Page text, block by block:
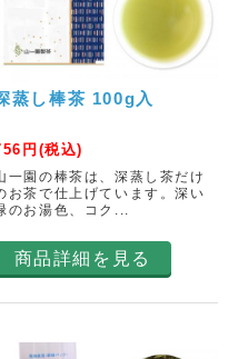
蒸し棒茶 100g入
円(税込)
一園の棒茶は、深蒸し茶だけ
お茶で仕上げています。深い
のお湯色、コク...
商品詳細を見る